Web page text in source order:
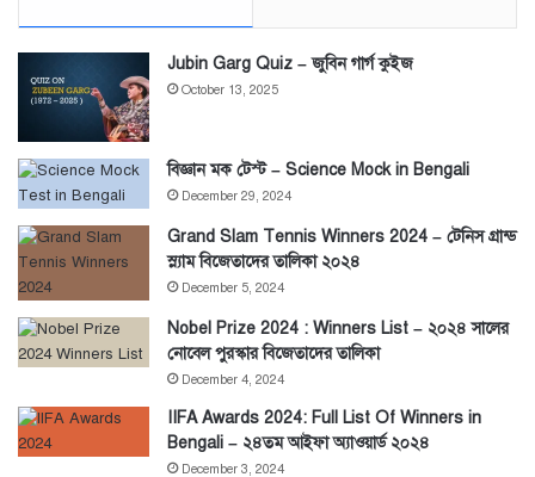
Jubin Garg Quiz – জুবিন গার্গ কুইজ
October 13, 2025
বিজ্ঞান মক টেস্ট – Science Mock in Bengali
December 29, 2024
Grand Slam Tennis Winners 2024 – টেনিস গ্রান্ড
স্ল্যাম বিজেতাদের তালিকা ২০২৪
December 5, 2024
Nobel Prize 2024 : Winners List – ২০২৪ সালের
নোবেল পুরস্কার বিজেতাদের তালিকা
December 4, 2024
IIFA Awards 2024: Full List Of Winners in
Bengali – ২৪তম আইফা অ্যাওয়ার্ড ২০২৪
December 3, 2024